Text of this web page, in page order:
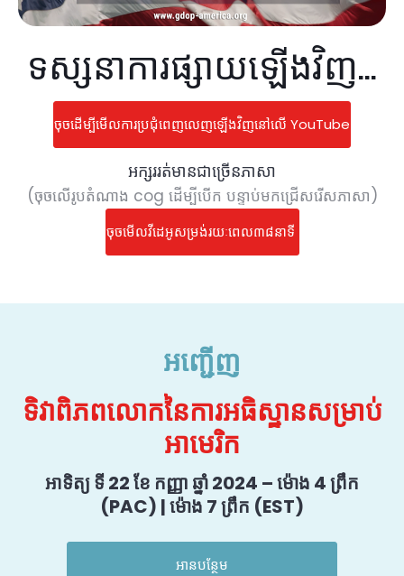
ទស្សនាការផ្សាយឡើងវិញ...
ចុចដើម្បីមើលការប្រជុំពេញលេញឡើងវិញនៅលើ YouTube
អក្សររត់មានជាច្រើនភាសា
(ចុចលើរូបតំណាង cog ដើម្បីបើក បន្ទាប់មកជ្រើសរើសភាសា)
ចុចមើលវីដេអូសម្រង់រយៈពេល៣៨នាទី
អញ្ជើញ
ទិវាពិភពលោកនៃការអធិស្ឋានសម្រាប់
អាមេរិក
អាទិត្យ ទី 22 ខែ កញ្ញា ឆ្នាំ 2024 – ម៉ោង 4 ព្រឹក
(PAC) | ម៉ោង 7 ព្រឹក (EST)
អានបន្ថែម